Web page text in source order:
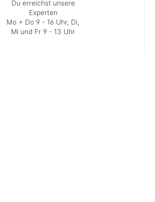
Du erreichst unsere
Experten
Mo + Do 9 - 16 Uhr, Di,
Mi und Fr 9 - 13 Uhr